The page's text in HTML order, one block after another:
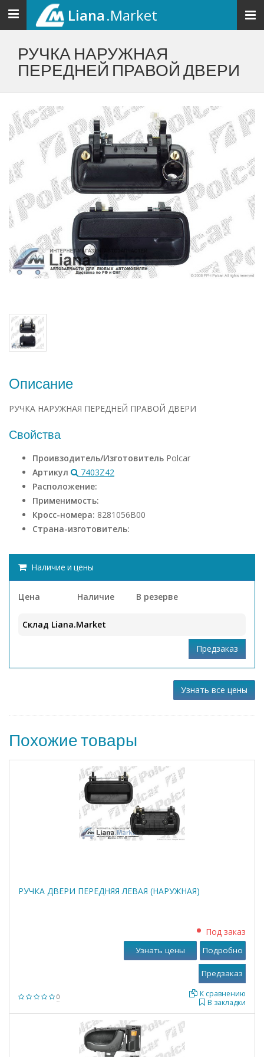
Toggle
navigation
Liana.Market
РУЧКА НАРУЖНАЯ
ПЕРЕДНЕЙ ПРАВОЙ ДВЕРИ
Описание
РУЧКА НАРУЖНАЯ ПЕРЕДНЕЙ ПРАВОЙ ДВЕРИ
Свойства
Проивзодитель/Изготовитель Polcar
Артикул
7403Z42
Расположение:
Применимость:
Кросс-номера: 8281056B00
Страна-изготовитель:
Наличие и цены
Цена Наличие В резерве
Склад Liana.Market
Узнать все цены
Похожие товары
РУЧКА ДВЕРИ ПЕРЕДНЯЯ ЛЕВАЯ (НАРУЖНАЯ)
0
Под заказ
В закладки
К сравнению
Узнать цены Подробно